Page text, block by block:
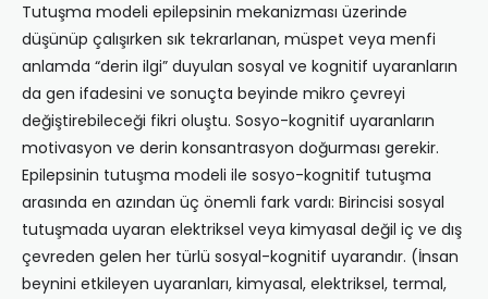
Tutuşma modeli epilepsinin mekanizması üzerinde
düşünüp çalışırken sık tekrarlanan, müspet veya menfi
anlamda “derin ilgi” duyulan sosyal ve kognitif uyaranların
da gen ifadesini ve sonuçta beyinde mikro çevreyi
değiştirebileceği fikri oluştu. Sosyo-kognitif uyaranların
motivasyon ve derin konsantrasyon doğurması gerekir.
Epilepsinin tutuşma modeli ile sosyo-kognitif tutuşma
arasında en azından üç önemli fark vardı: Birincisi sosyal
tutuşmada uyaran elektriksel veya kimyasal değil iç ve dış
çevreden gelen her türlü sosyal-kognitif uyarandır. (İnsan
beynini etkileyen uyaranları, kimyasal, elektriksel, termal,